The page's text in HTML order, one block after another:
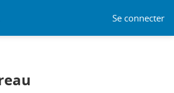
Se connecter